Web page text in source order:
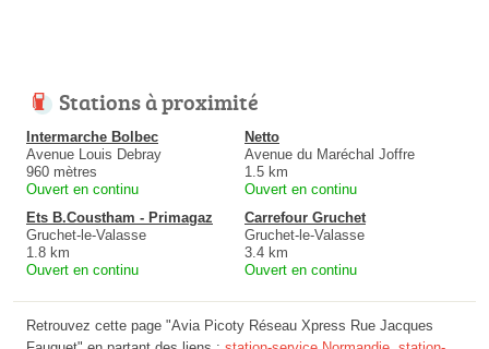
Stations à proximité
Intermarche Bolbec
Avenue Louis Debray
960 mètres
Ouvert en continu
Netto
Avenue du Maréchal Joffre
1.5 km
Ouvert en continu
Ets B.Coustham - Primagaz
Gruchet-le-Valasse
1.8 km
Ouvert en continu
Carrefour Gruchet
Gruchet-le-Valasse
3.4 km
Ouvert en continu
Retrouvez cette page "Avia Picoty Réseau Xpress Rue Jacques